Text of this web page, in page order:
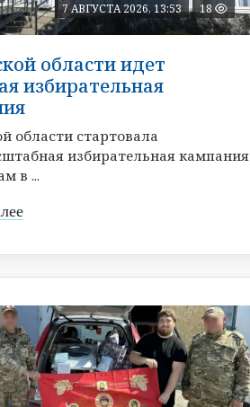
7 АВГУСТА 2026, 13:53 18
области идет
избирательная
области стартовала
избирательная кампания
в ...